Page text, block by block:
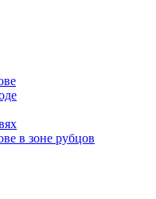
в зоне рубцов